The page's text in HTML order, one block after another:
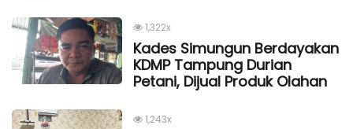
1,322x
Kades Simungun Berdayakan
KDMP Tampung Durian
Petani, Dijual Produk Olahan
1,243x